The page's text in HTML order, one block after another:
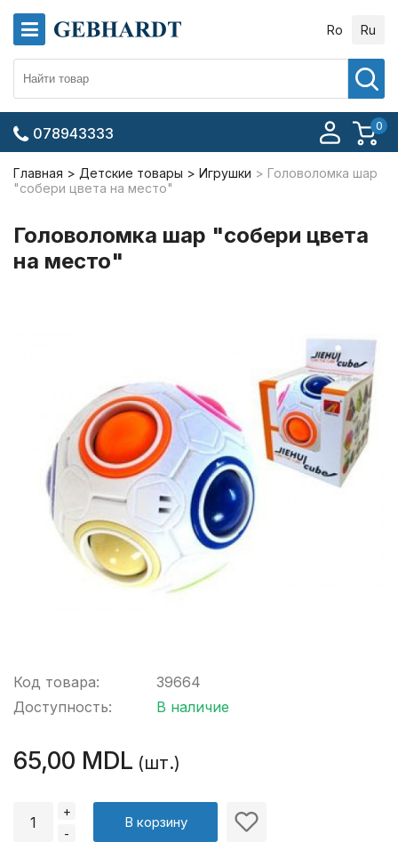
Ro Ru
0
078943333
Главная Детские товары Игрушки
Головоломка шар
"собери цвета на место"
Головоломка шар "собери цвета
на место"
Код товара:
Доступность:
39664
В наличие
65,00 MDL (шт.)
+
-
В корзину